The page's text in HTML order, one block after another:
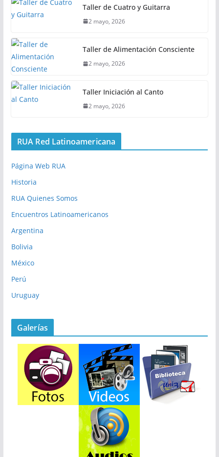
Taller de Cuatro y Guitarra
2 mayo, 2026
Taller de Alimentación Consciente
2 mayo, 2026
Taller Iniciación al Canto
2 mayo, 2026
RUA Red Latinoamericana
Página Web RUA
Historia
RUA Quienes Somos
Encuentros Latinoamericanos
Argentina
Bolivia
México
Perú
Uruguay
Galerías